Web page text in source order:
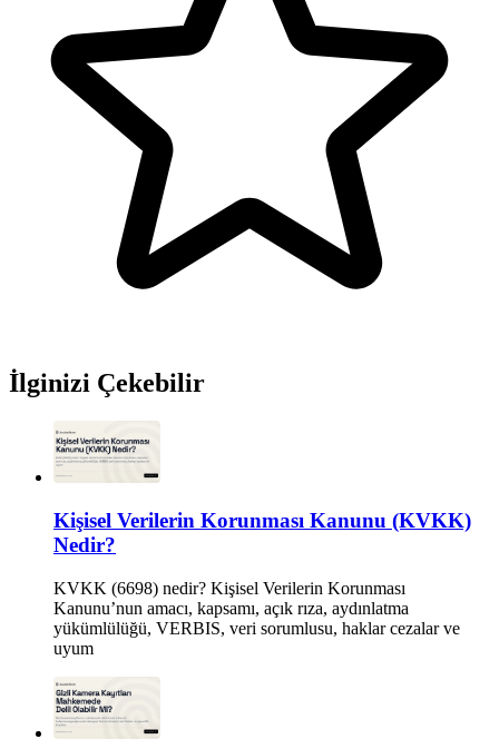
İlginizi Çekebilir
Kişisel Verilerin Korunması Kanunu (KVKK)
Nedir?
KVKK (6698) nedir? Kişisel Verilerin Korunması
Kanunu’nun amacı, kapsamı, açık rıza, aydınlatma
yükümlülüğü, VERBIS, veri sorumlusu, haklar cezalar ve
uyum